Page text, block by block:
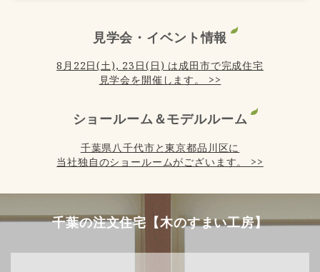
見学会・イベント情報
8月22日(土), 23日(日) は成田市で完成住宅
見学会を開催します。 >>
ショールーム＆モデルルーム
千葉県八千代市と東京都品川区に
当社独自のショールームがございます。 >>
千葉の注文住宅【木のすまい工房】